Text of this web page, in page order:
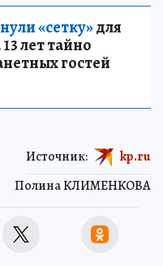
«сетку»для
лет тайно
гостей
Полина КЛИМЕНКОВА
Источник: kp.ru